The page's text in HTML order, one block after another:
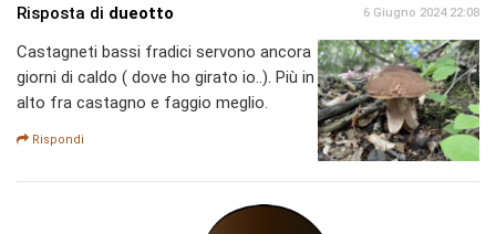
Risposta di dueotto 6 Giugno 2024 22:08
Castagneti bassi fradici servono ancora
giorni di caldo ( dove ho girato io..). Più in
alto fra castagno e faggio meglio.
Rispondi